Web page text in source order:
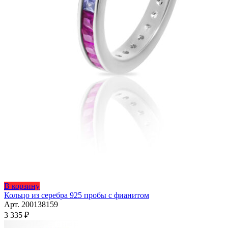
В корзинуЭтот
товар
имеет
Кольцо из серебра 925 пробы с фианитом
Арт. 200138159
3 335 ₽